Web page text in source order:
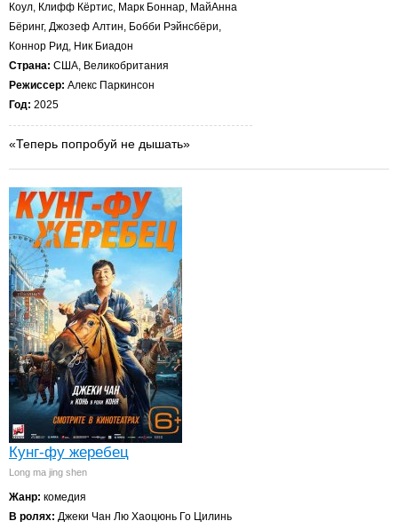
Коул, Клифф Кёртис, Марк Боннар, МайАнна
Бёринг, Джозеф Алтин, Бобби Рэйнсбёри,
Коннор Рид, Ник Биадон
Страна: США, Великобритания
Режиссер: Алекс Паркинсон
Год: 2025
«Теперь попробуй не дышать»
Кунг-фу жеребец
Long ma jing shen
Жанр: комедия
В ролях: Джеки Чан Лю Хаоцюнь Го Цилинь